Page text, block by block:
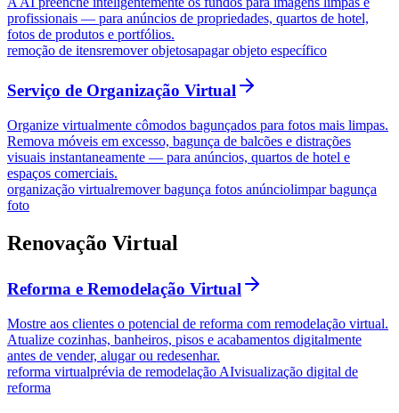
profissionais — para anúncios de propriedades, quartos de hotel,
fotos de produtos e portfólios.
remoção de itensremover objetosapagar objeto específico
Serviço de Organização Virtual
Organize virtualmente cômodos bagunçados para fotos mais limpas.
Remova móveis em excesso, bagunça de balcões e distrações
visuais instantaneamente — para anúncios, quartos de hotel e
espaços comerciais.
organização virtualremover bagunça fotos anúnciolimpar bagunça
foto
Renovação Virtual
Reforma e Remodelação Virtual
Mostre aos clientes o potencial de reforma com remodelação virtual.
Atualize cozinhas, banheiros, pisos e acabamentos digitalmente
antes de vender, alugar ou redesenhar.
reforma virtualprévia de remodelação AIvisualização digital de
reforma